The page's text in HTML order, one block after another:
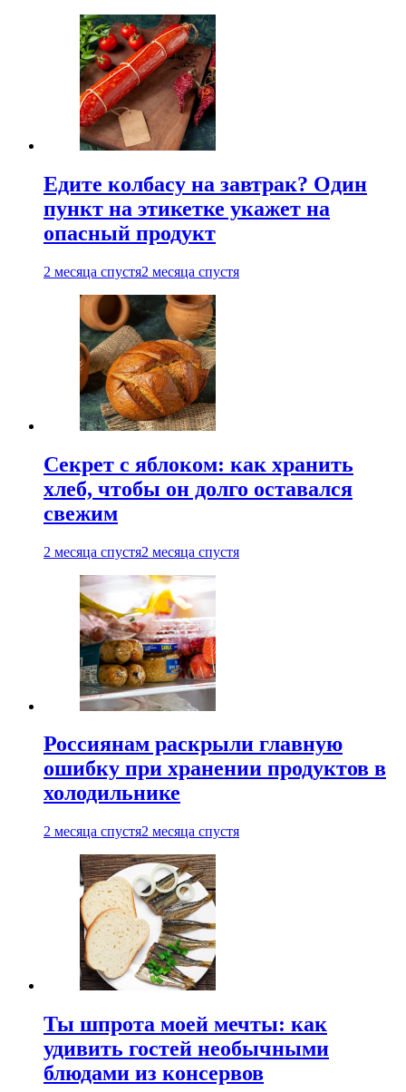
Едите колбасу на завтрак? Один
пункт на этикетке укажет на
опасный продукт
2 месяца спустя2 месяца спустя
Секрет с яблоком: как хранить
хлеб, чтобы он долго оставался
свежим
2 месяца спустя2 месяца спустя
Россиянам раскрыли главную
ошибку при хранении продуктов в
холодильнике
2 месяца спустя2 месяца спустя
Ты шпрота моей мечты: как
удивить гостей необычными
блюдами из консервов